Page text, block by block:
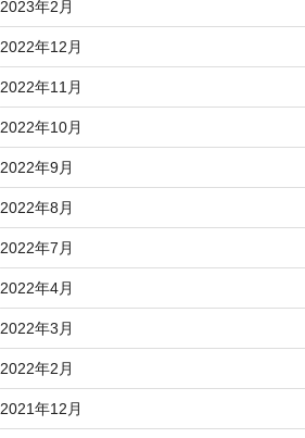
2023年2月
2022年12月
2022年11月
2022年10月
2022年9月
2022年8月
2022年7月
2022年4月
2022年3月
2022年2月
2021年12月